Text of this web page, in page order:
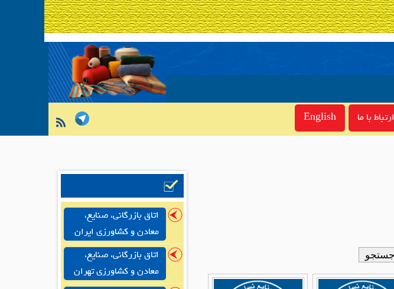
ارتباط با ما English
اتاق بازرگانی، صنایع،
معادن و کشاورزی ایران
اتاق بازرگانی، صنایع،
معادن و کشاورزی تهران